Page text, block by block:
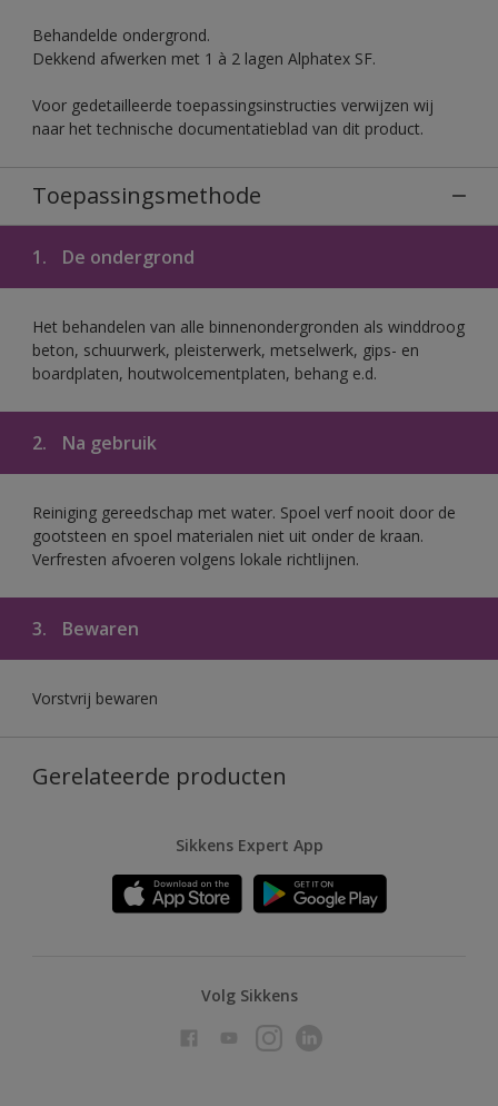
Behandelde ondergrond.
Dekkend afwerken met 1 à 2 lagen Alphatex SF.
Voor gedetailleerde toepassingsinstructies verwijzen wij
naar het technische documentatieblad van dit product.
Toepassingsmethode
1. De ondergrond
Het behandelen van alle binnenondergronden als winddroog
beton, schuurwerk, pleisterwerk, metselwerk, gips- en
boardplaten, houtwolcementplaten, behang e.d.
2. Na gebruik
Reiniging gereedschap met water. Spoel verf nooit door de
gootsteen en spoel materialen niet uit onder de kraan.
Verfresten afvoeren volgens lokale richtlijnen.
3. Bewaren
Vorstvrij bewaren
Gerelateerde producten
Sikkens Expert App
Volg Sikkens